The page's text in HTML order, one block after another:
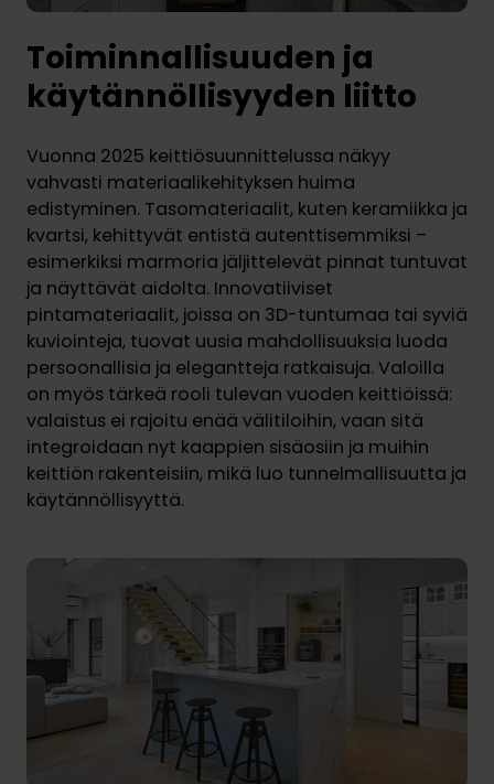
Toiminnallisuuden ja
käytännöllisyyden liitto
Vuonna 2025 keittiösuunnittelussa näkyy
vahvasti materiaalikehityksen huima
edistyminen. Tasomateriaalit, kuten keramiikka ja
kvartsi, kehittyvät entistä autenttisemmiksi –
esimerkiksi marmoria jäljittelevät pinnat tuntuvat
ja näyttävät aidolta. Innovatiiviset
pintamateriaalit, joissa on 3D-tuntumaa tai syviä
kuviointeja, tuovat uusia mahdollisuuksia luoda
persoonallisia ja elegantteja ratkaisuja. Valoilla
on myös tärkeä rooli tulevan vuoden keittiöissä:
valaistus ei rajoitu enää välitiloihin, vaan sitä
integroidaan nyt kaappien sisäosiin ja muihin
keittiön rakenteisiin, mikä luo tunnelmallisuutta ja
käytännöllisyyttä.